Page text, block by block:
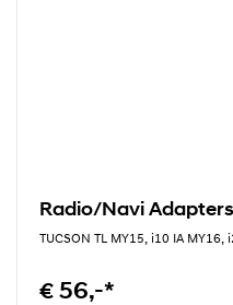
Radio/Navi
TUCSON TL MY15, i10 IA MY16,
€ 56,-*